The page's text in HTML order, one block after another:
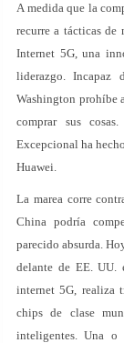
A medida que la
recurre a tácticas
Internet 5G, una
liderazgo.
Washington prohíbe
comprar sus
Excepcional ha
Huawei.
La marea corre
China podría
parecido absurda.
delante de EE. UU.
internet 5G, realiza
chips de clase
inteligentes. Una o